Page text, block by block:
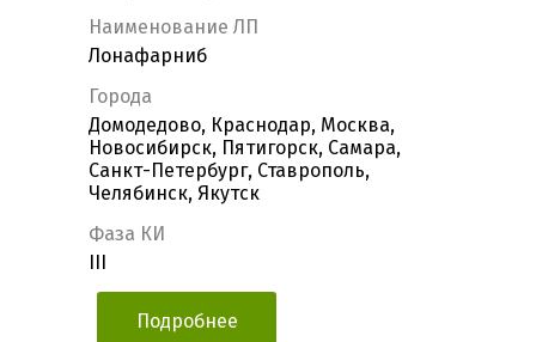
Наименование ЛП
Лонафарниб
Города
Домодедово, Краснодар, Москва,
Новосибирск, Пятигорск, Самара,
Санкт-Петербург, Ставрополь,
Челябинск, Якутск
Фаза КИ
Подробнее